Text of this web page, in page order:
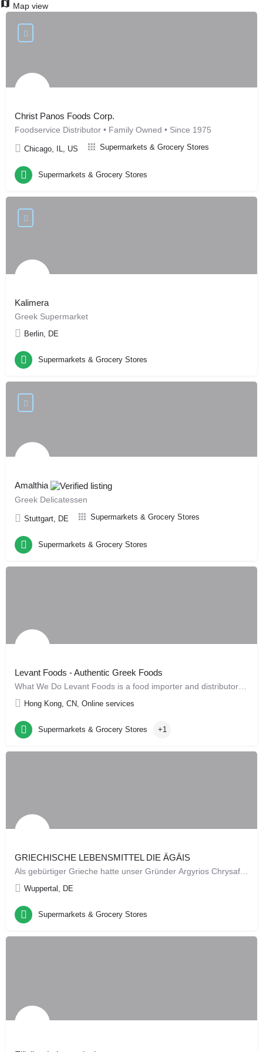
Map view
Christ Panos Foods Corp.
Foodservice Distributor • Family Owned • Since 1975
Chicago, IL, US Supermarkets & Grocery Stores
Supermarkets & Grocery Stores
Kalimera
Greek Supermarket
Berlin, DE
Supermarkets & Grocery Stores
Amalthia
Greek Delicatessen
Stuttgart, DE Supermarkets & Grocery Stores
Supermarkets & Grocery Stores
Levant Foods - Authentic Greek Foods
Hong Kong, CN, Online services
Supermarkets & Grocery Stores +1
GRIECHISCHE LEBENSMITTEL DIE ÄGÄIS
Wuppertal, DE
Supermarkets & Grocery Stores